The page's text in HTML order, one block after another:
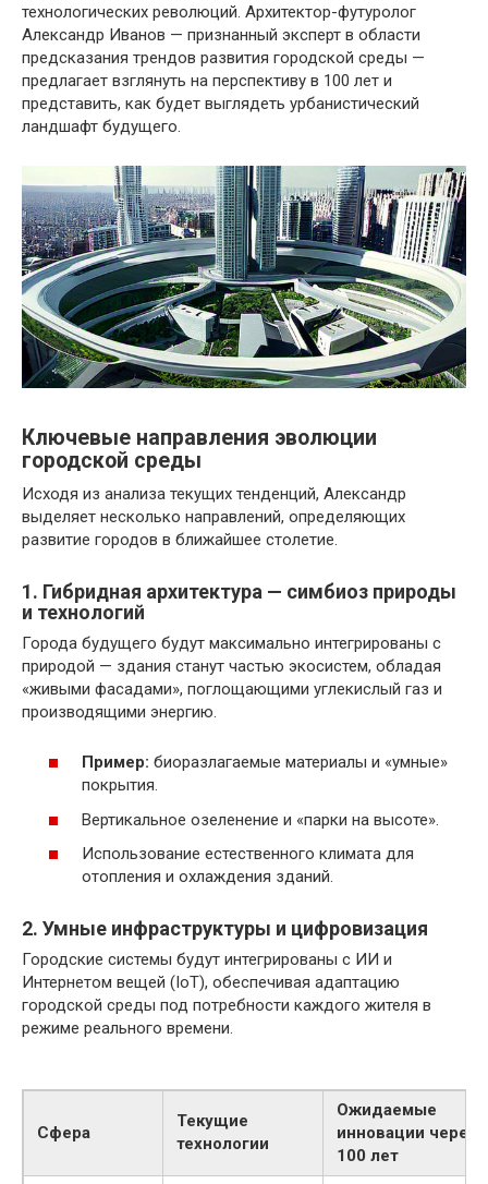
технологических революций. Архитектор-футуролог
Александр Иванов — признанный эксперт в области
предсказания трендов развития городской среды —
предлагает взглянуть на перспективу в 100 лет и
представить, как будет выглядеть урбанистический
ландшафт будущего.
Ключевые направления эволюции
городской среды
Исходя из анализа текущих тенденций, Александр
выделяет несколько направлений, определяющих
развитие городов в ближайшее столетие.
1. Гибридная архитектура — симбиоз природы
и технологий
Города будущего будут максимально интегрированы с
природой — здания станут частью экосистем, обладая
«живыми фасадами», поглощающими углекислый газ и
производящими энергию.
Пример: биоразлагаемые материалы и «умные»
покрытия.
Вертикальное озеленение и «парки на высоте».
Использование естественного климата для
отопления и охлаждения зданий.
2. Умные инфраструктуры и цифровизация
Городские системы будут интегрированы с ИИ и
Интернетом вещей (IoT), обеспечивая адаптацию
городской среды под потребности каждого жителя в
режиме реального времени.
Сфера
Текущие
технологии
Ожидаемые
инновации через
100 лет